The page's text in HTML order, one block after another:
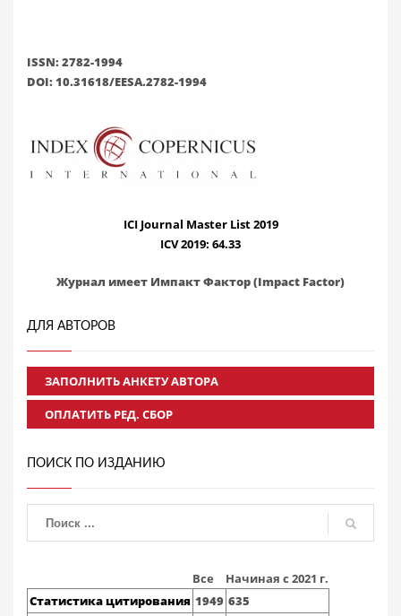
ISSN: 2782-1994
DOI: 10.31618/EESA.2782-1994
ICI Journal Master List 2019
ICV 2019: 64.33
Журнал имеет Импакт Фактор (Impact Factor)
ДЛЯ АВТОРОВ
ЗАПОЛНИТЬ АНКЕТУ АВТОРА
ОПЛАТИТЬ РЕД. СБОР
ПОИСК ПО ИЗДАНИЮ
Все
Начиная с 2021 г.
Статистика цитирования 1949 635